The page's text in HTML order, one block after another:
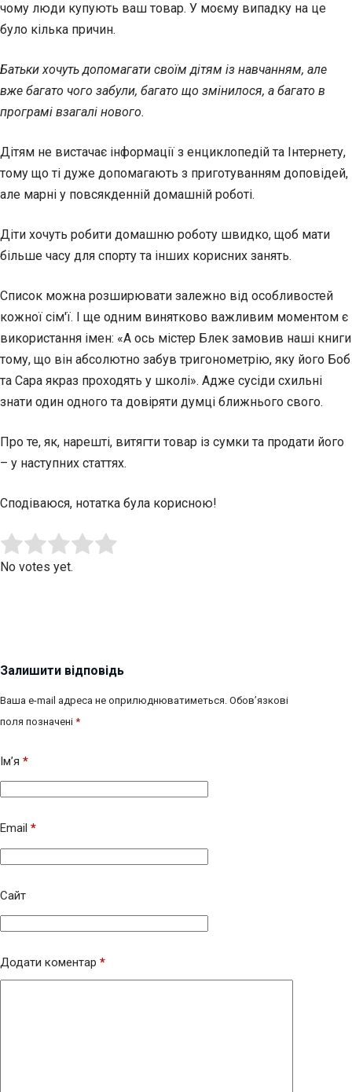
чому люди купують ваш товар. У моєму випадку на це
було кілька причин.
Батьки хочуть допомагати своїм дітям із навчанням, але
вже багато чого забули, багато що змінилося, а багато в
програмі взагалі нового.
Дітям не вистачає інформації з енциклопедій та Інтернету,
тому що ті дуже допомагають з приготуванням доповідей,
але марні у повсякденній домашній роботі.
Діти хочуть робити домашню роботу швидко, щоб мати
більше часу для спорту та інших корисних занять.
Список можна розширювати залежно від особливостей
кожної сім'ї. І ще одним винятково важливим моментом є
використання імен: «А ось містер Блек замовив наші книги
тому, що він абсолютно забув тригонометрію, яку його Боб
та Сара якраз проходять у школі». Адже сусіди схильні
знати один одного та довіряти думці ближнього свого.
Про те, як, нарешті, витягти товар із сумки та продати його
– у наступних статтях.
Сподіваюся, нотатка була корисною!
Rate this item:
No votes yet.
Залишити відповідь
Ваша e-mail адреса не оприлюднюватиметься. Обов’язкові
поля позначені *
Ім’я *
Email *
Сайт
Додати коментар *